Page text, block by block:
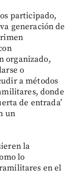
participado,
generación de
organizado,
o
a métodos
donde
de entrada’
un
la
lo
en el